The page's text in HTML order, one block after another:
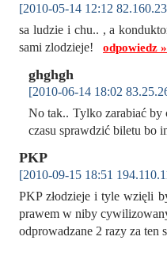
[2010-05-14 12:12
sa ludzie i chu.. , a
sami zlodzieje! odpowiedz »
ghghgh
[2010-06-14 18:02
No tak.. Tylko zarabiać by
czasu sprawdzić biletu
PKP
[2010-09-15 18:51
PKP złodzieje i tyle wzięli
prawem w niby
odprowadzane 2 razy za